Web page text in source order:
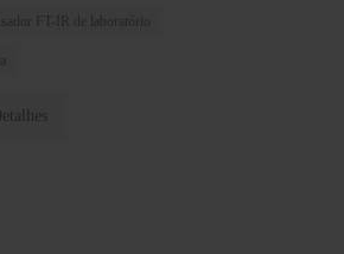
FT-IR de laboratório
Detalhes